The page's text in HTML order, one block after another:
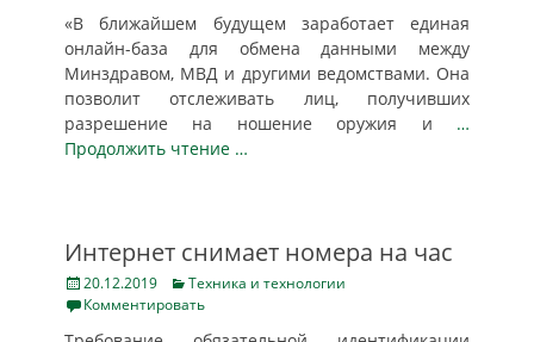
«В ближайшем будущем заработает единая
онлайн-база для обмена данными между
Минздравом, МВД и другими ведомствами. Она
позволит отслеживать лиц, получивших
разрешение на ношение оружия и …
Продолжить чтение …
Интернет снимает номера на час
Posted
on
20.12.2019 Categories
Техника и технологии
Комментировать